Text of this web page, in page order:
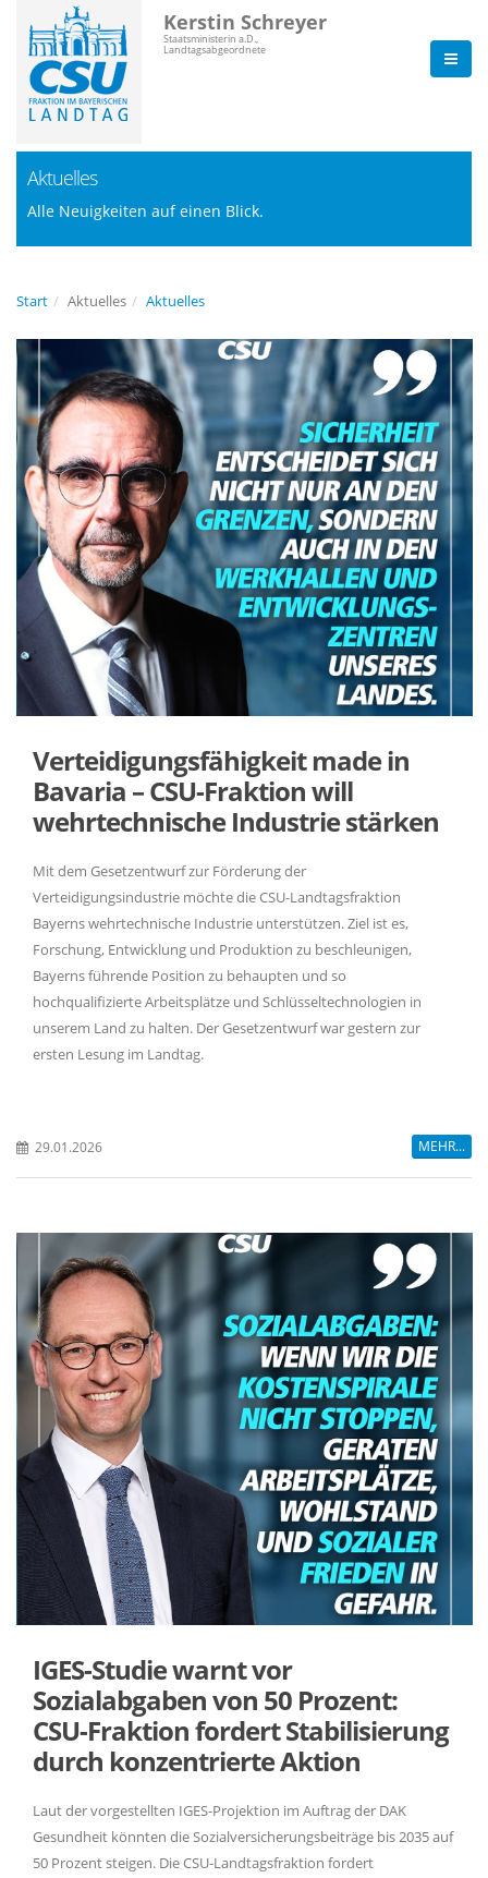
Kerstin Schreyer
Staatsministerin a.D.,
Landtagsabgeordnete
Aktuelles
Alle Neuigkeiten auf einen Blick.
Start Aktuelles Aktuelles
Verteidigungsfähigkeit made in
Bavaria – CSU-Fraktion will
wehrtechnische Industrie stärken
Mit dem Gesetzentwurf zur Förderung der
Verteidigungsindustrie möchte die CSU-Landtagsfraktion
Bayerns wehrtechnische Industrie unterstützen. Ziel ist es,
Forschung, Entwicklung und Produktion zu beschleunigen,
Bayerns führende Position zu behaupten und so
hochqualifizierte Arbeitsplätze und Schlüsseltechnologien in
unserem Land zu halten. Der Gesetzentwurf war gestern zur
ersten Lesung im Landtag.
29.01.2026 MEHR...
IGES-Studie warnt vor
Sozialabgaben von 50 Prozent:
CSU-Fraktion fordert Stabilisierung
durch konzentrierte Aktion
Laut der vorgestellten IGES-Projektion im Auftrag der DAK
Gesundheit könnten die Sozialversicherungsbeiträge bis 2035 auf
50 Prozent steigen. Die CSU-Landtagsfraktion fordert